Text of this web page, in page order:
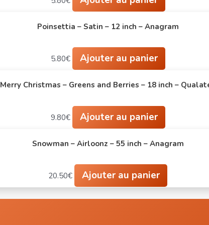
Poinsettia – Satin – 12 inch – Anagram
5.80€ Ajouter au panier
Merry Christmas – Greens and Berries – 18 inch –
9.80€ Ajouter au panier
Snowman – Airloonz – 55 inch – Anagram
20.50€ Ajouter au panier